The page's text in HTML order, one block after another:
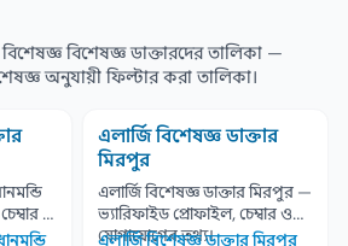
বিশেষজ্ঞ ডাক্তারদের তালিকা —
অনুযায়ী ফিল্টার করা তালিকা।
এলার্জি বিশেষজ্ঞ ডাক্তার
মিরপুর
এলার্জি বিশেষজ্ঞ ডাক্তার মিরপুর —
ভ্যারিফাইড প্রোফাইল, চেম্বার ও
যোগাযোগের তথ্য।
এলার্জি বিশেষজ্ঞ ডাক্তার মিরপুর